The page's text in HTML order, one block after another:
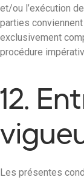
et/ou l’exécution
parties
exclusivement
procédure
12.
Les présentes